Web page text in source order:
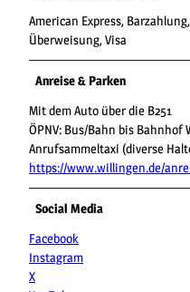
American Express,
Überweisung, Visa
Anreise & Parken
Mit dem Auto über die B251
ÖPNV: Bus/Bahn bis
Anrufsammeltaxi (diverse
https://www.willingen.de/
Social Media
Facebook
Instagram
X